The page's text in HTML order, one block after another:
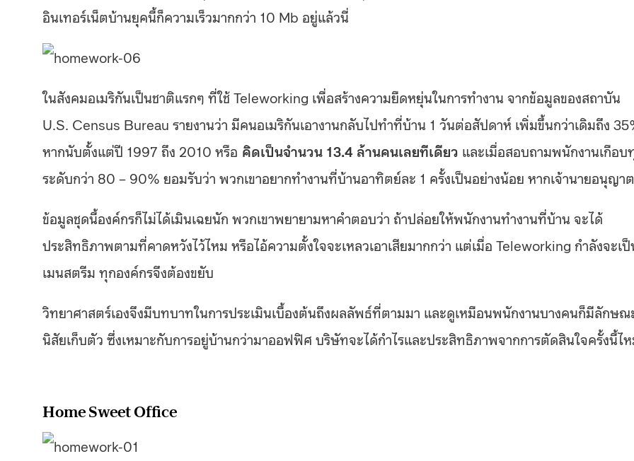
อินเทอร์เน็ตบ้านยุคนี้ก็ความเร็วมากกว่า 10 Mb อยู่แล้วนี่
ในสังคมอเมริกันเป็นชาติแรกๆ ที่ใช้ Teleworking เพื่อสร้างความยืดหยุ่นในการทำงาน จากข้อมูลของสถาบัน
U.S. Census Bureau รายงานว่า มีคนอเมริกันเอางานกลับไปทำที่บ้าน 1 วันต่อสัปดาห์ เพิ่มขึ้นกว่าเดิมถึง
หากนับตั้งแต่ปี 1997 ถึง 2010 หรือ คิดเป็นจำนวน 13.4 ล้านคนเลยทีเดียว และเมื่อสอบถามพนักงานเกือบ
ระดับกว่า 80 – 90% ยอมรับว่า พวกเขาอยากทำงานที่บ้านอาทิตย์ละ 1 ครั้งเป็นอย่างน้อย หากเจ้านายอนุญาต
ข้อมูลชุดนี้องค์กรก็ไม่ได้เมินเฉยนัก พวกเขาพยายามหาคำตอบว่า ถ้าปล่อยให้พนักงานทำงานที่บ้าน จะได้
ประสิทธิภาพตามที่คาดหวังไว้ไหม หรือไอ้ความตั้งใจจะเหลวเอาเสียมากกว่า แต่เมื่อ Teleworking กำลังจะเ
เมนสตรีม ทุกองค์กรจึงต้องขยับ
วิทยาศาสตร์เองจึงมีบทบาทในการประเมินเบื้องต้นถึงผลลัพธ์ที่ตามมา และดูเหมือนพนักงานบางคนก็มีลักษณ
นิสัยเก็บตัว ซึ่งเหมาะกับการอยู่บ้านกว่ามาออฟฟิศ บริษัทจะได้กำไรและประสิทธิภาพจากการตัดสินใจครั้งนี้ไ
Home Sweet Office